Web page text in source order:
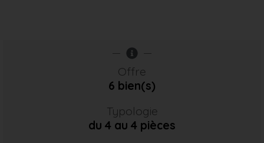
Offre
6 bien(s)
Typologie
du 4 au 4 pièces